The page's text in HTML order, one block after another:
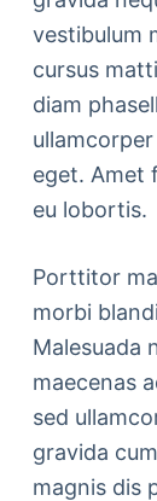
vestibulum
cursus
diam
eget. Amet
eu lobortis.
Porttitor
morbi
Malesuada
maecenas
sed
gravida
magnis dis